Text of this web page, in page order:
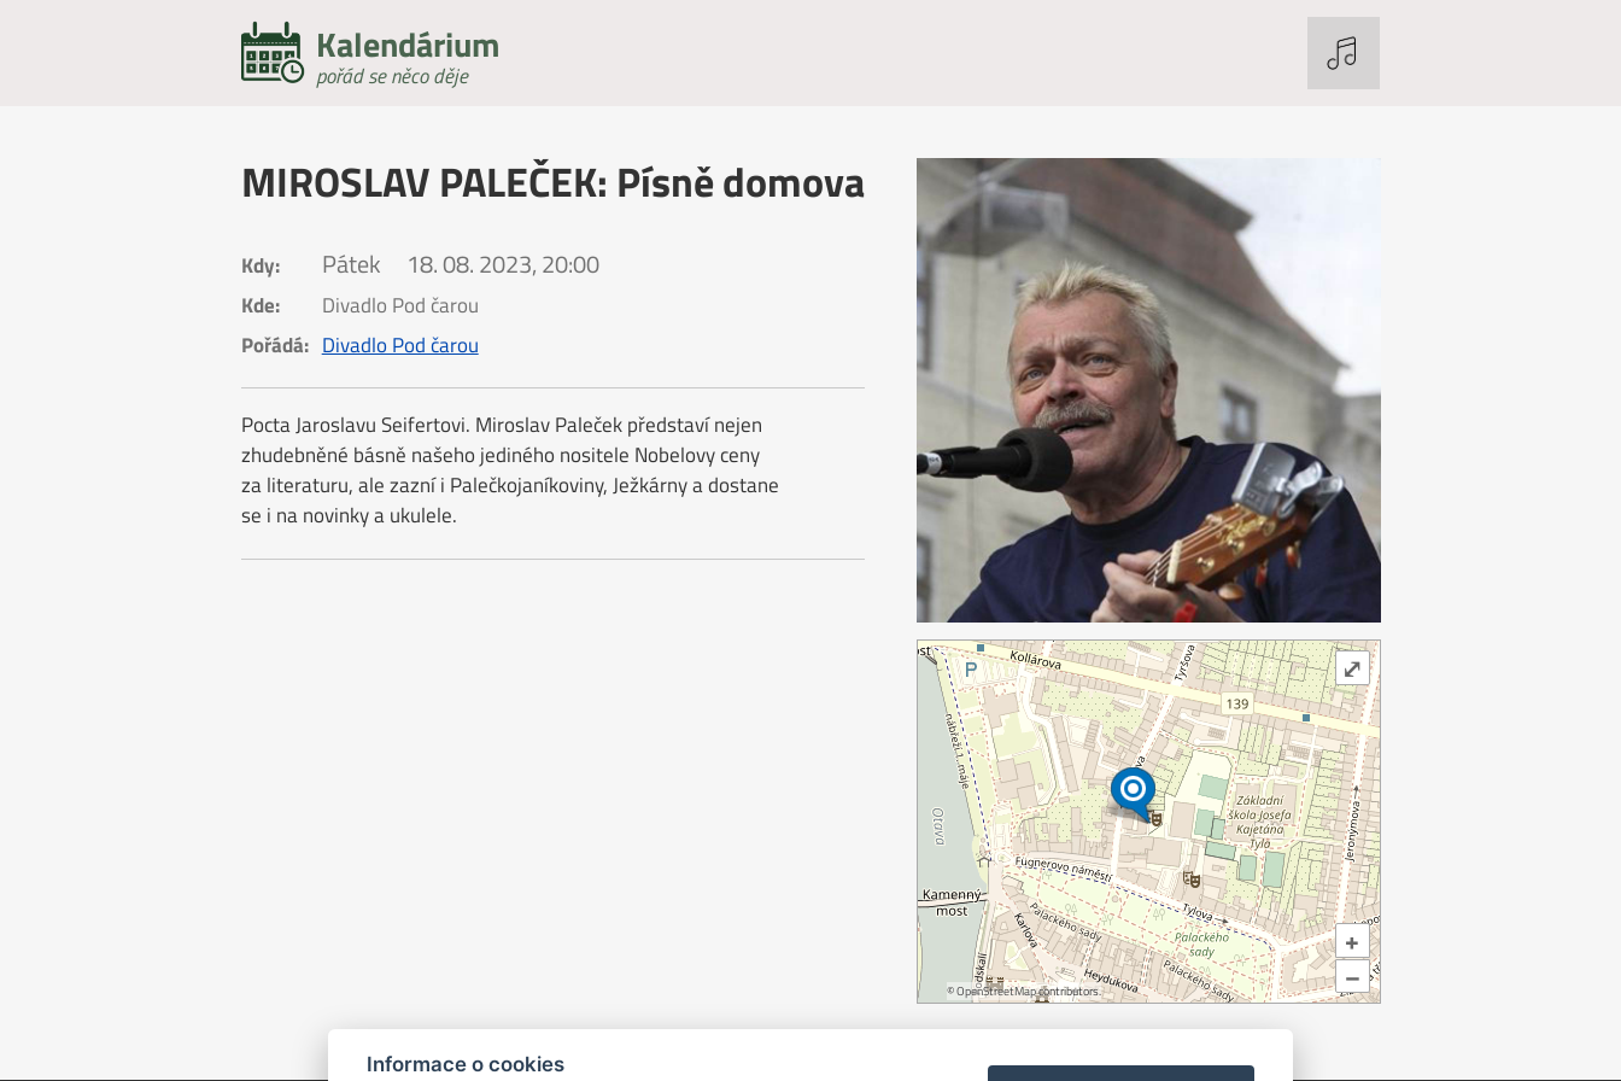
Kalendárium
pořád se něco děje
MIROSLAV PALEČEK: Písně domova
Kdy: Pátek 18. 08. 2023, 20:00
Kde:
Divadlo Pod čarou
Pořádá: Divadlo Pod čarou
Pocta Jaroslavu Seifertovi. Miroslav Paleček představí nejen
zhudebněné básně našeho jediného nositele Nobelovy ceny
za literaturu, ale zazní i Palečkojaníkoviny, Ježkárny a dostane
se i na novinky a ukulele.
+
–
©OpenStreetMapcontributors.
⤢
Informace o cookies